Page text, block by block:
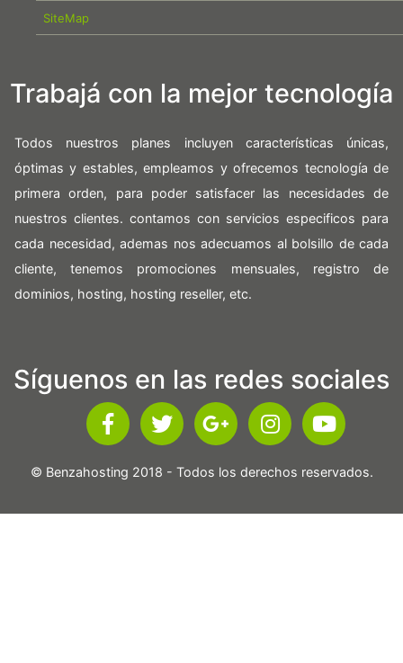
SiteMap
Trabajá con la mejor tecnología
Todos nuestros planes incluyen características únicas,
óptimas y estables, empleamos y ofrecemos tecnología de
primera orden, para poder satisfacer las necesidades de
nuestros clientes. contamos con servicios especificos para
cada necesidad, ademas nos adecuamos al bolsillo de cada
cliente, tenemos promociones mensuales, registro de
dominios, hosting, hosting reseller, etc.
Síguenos en las redes sociales
© Benzahosting 2018 - Todos los derechos reservados.